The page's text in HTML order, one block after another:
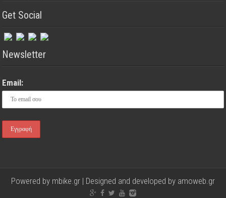
Get Social
Newsletter
Email:
Powered by mbike.gr | Designed and developed by amoweb.gr